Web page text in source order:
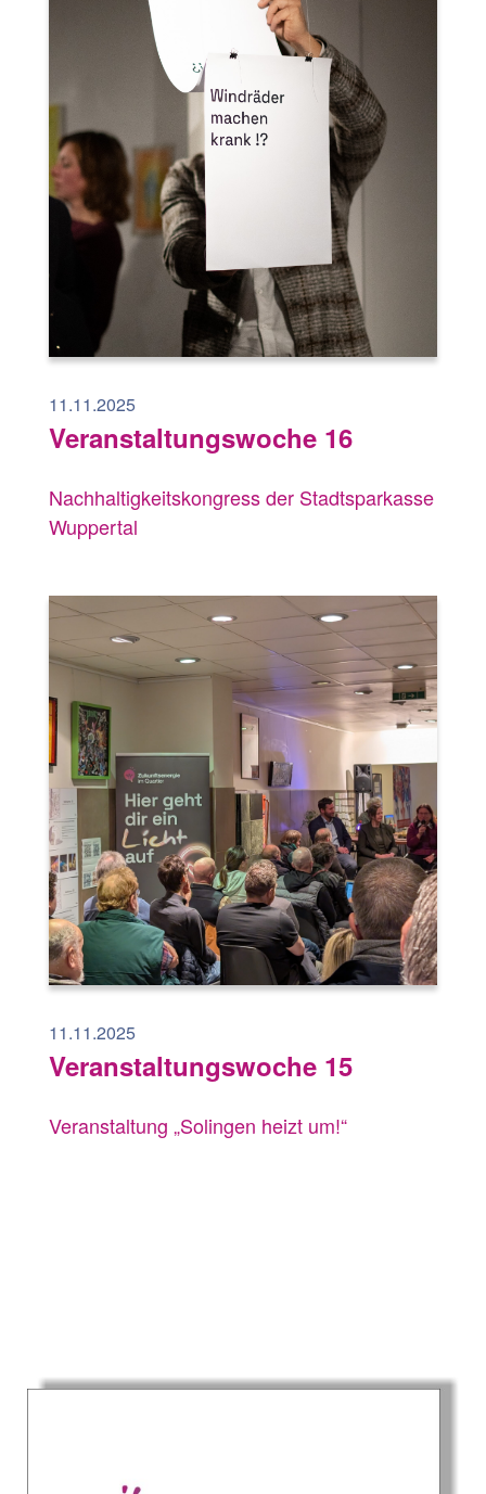
11.11.2025
Veranstaltungswoche 16
Nachhaltigkeitskongress der Stadtsparkasse
Wuppertal
11.11.2025
Veranstaltungswoche 15
Veranstaltung „Solingen heizt um!“